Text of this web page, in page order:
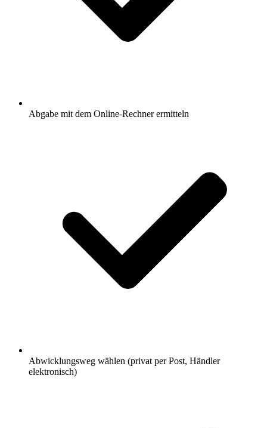
Abgabe mit dem Online-Rechner ermitteln
Abwicklungsweg wählen (privat per Post, Händler
elektronisch)